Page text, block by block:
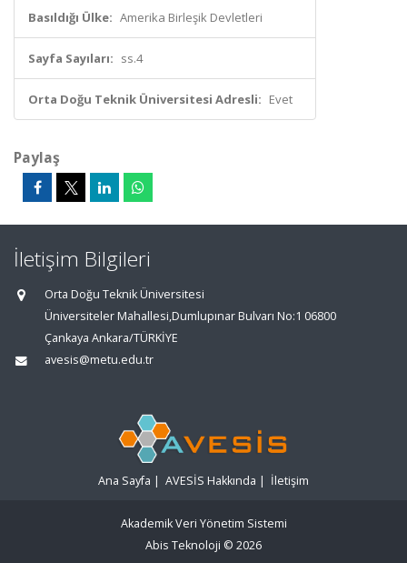
Basıldığı Ülke: Amerika Birleşik Devletleri
Sayfa Sayıları: ss.4
Orta Doğu Teknik Üniversitesi Adresli: Evet
Paylaş
İletişim Bilgileri
Orta Doğu Teknik Üniversitesi
Üniversiteler Mahallesi,Dumlupınar Bulvarı No:1 06800
Çankaya Ankara/TÜRKİYE
avesis@metu.edu.tr
Ana Sayfa | AVESİS Hakkında | İletişim
Akademik Veri Yönetim Sistemi
Abis Teknoloji © 2026